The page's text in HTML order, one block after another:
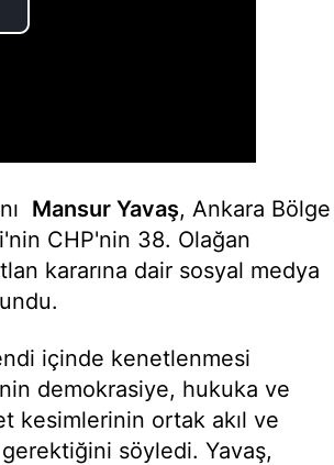
Mansur Yavaş, Ankara Bölge
CHP'nin 38. Olağan
kararına dair sosyal medya
içinde kenetlenmesi
demokrasiye, hukuka ve
kesimlerinin ortak akıl ve
söyledi. Yavaş,